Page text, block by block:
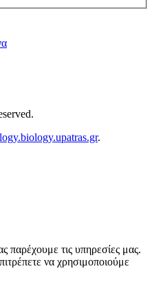
.
παρέχουμε τις υπηρεσίες μας.
να χρησιμοποιούμε